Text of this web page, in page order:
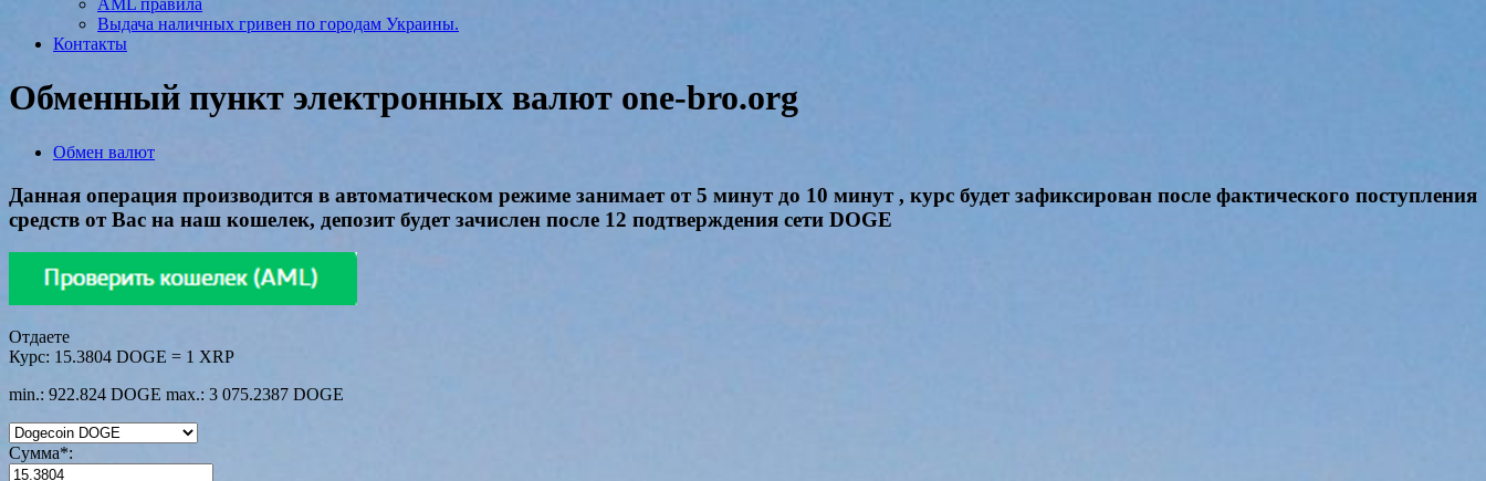
AML правила
Выдача наличных гривен по городам Украины.
Контакты
Обменный пункт электронных валют one-bro.org
Обмен валют
Данная операция производится в автоматическом режиме занимает от 5 минут до 10 минут , курс будет зафиксирован после фактического поступления
средств от Вас на наш кошелек, депозит будет зачислен после 12 подтверждения сети DOGE
Отдаете
Курс: 15.3804 DOGE = 1 XRP
min.: 922.824 DOGE max.: 3 075.2387 DOGE
Сумма*: